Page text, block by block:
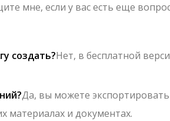
мне, если у вас есть еще
создать?Нет, в бесплатной
Да, вы можете
материалах и документах.